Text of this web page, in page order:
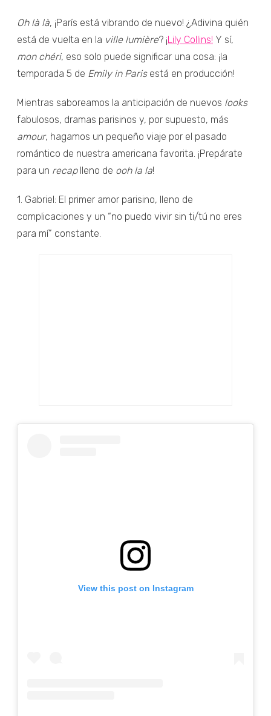
Oh là là, ¡París está vibrando de nuevo! ¿Adivina quién
está de vuelta en la ville lumière? ¡Lily Collins! Y sí,
mon chéri, eso solo puede significar una cosa: ¡la
temporada 5 de Emily in Parisestá en producción!
Mientras saboreamos la anticipación de nuevos looks
fabulosos, dramas parisinos y, por supuesto, más
amour, hagamos un pequeño viaje por el pasado
romántico de nuestra americana favorita. ¡Prepárate
para un recaplleno de ooh la la!
1. Gabriel: El primer amor parisino, lleno de
complicaciones y un “no puedo vivir sin ti/tú no eres
para mí” constante.
View this post on Instagram